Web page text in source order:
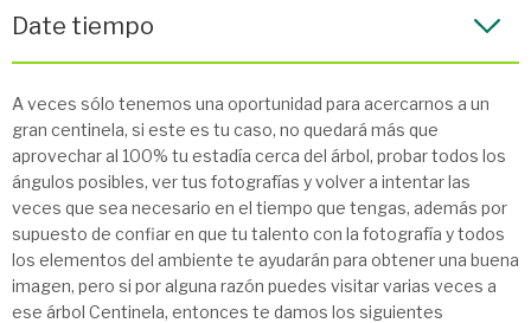
Date tiempo
A veces sólo tenemos una oportunidad para acercarnos a un
gran centinela, si este es tu caso, no quedará más que
aprovechar al 100% tu estadía cerca del árbol, probar todos los
ángulos posibles, ver tus fotografías y volver a intentar las
veces que sea necesario en el tiempo que tengas, además por
supuesto de confiar en que tu talento con la fotografía y todos
los elementos del ambiente te ayudarán para obtener una buena
imagen, pero si por alguna razón puedes visitar varias veces a
ese árbol Centinela, entonces te damos los siguientes